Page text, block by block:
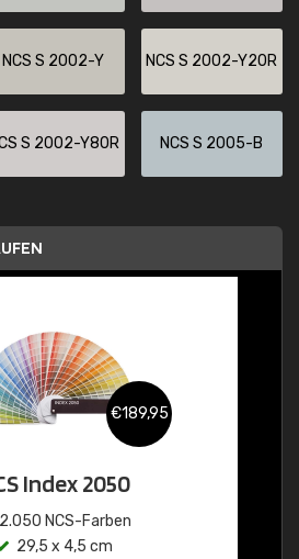
NCS S 2002-Y NCS S 2002-Y20R
S 2002-Y80R NCS S 2005-B
€189,95
Index 2050
2.050 NCS-Farben
29,5 x 4,5 cm